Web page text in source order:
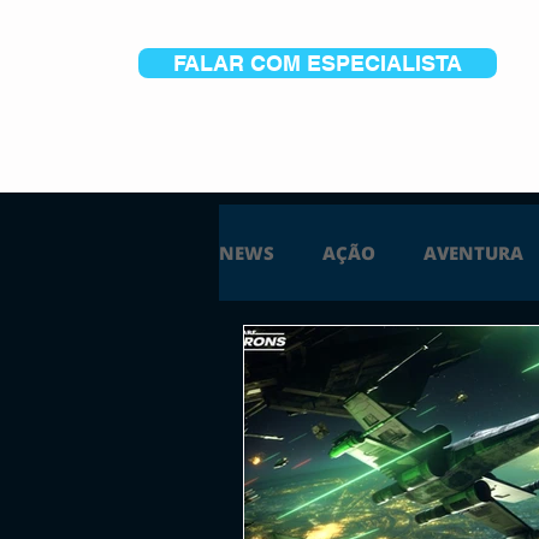
FALAR COM ESPECIALISTA
NEWS AÇÃO AVENTURA
ESTRATÉGIA SIMULAÇÃO
PS5 XBOX ONE